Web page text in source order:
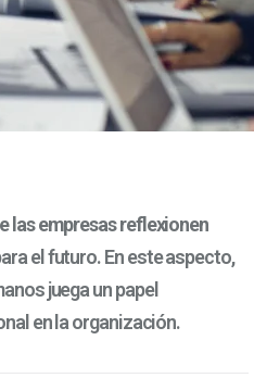
las empresas reflexionen
el futuro. En este aspecto,
juega un papel
en la organización.